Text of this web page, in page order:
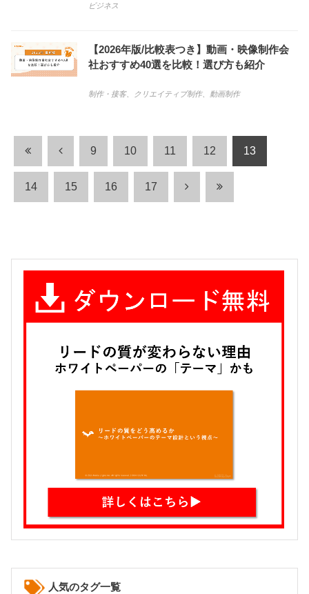
ビジネス
【2026年版/比較表つき】動画・映像制作会
社おすすめ40選を比較！選び方も紹介
制作・接客、 クリエイティブ制作、 動画制作
9 10 11 12 13
14 15 16 17
人気のタグ一覧